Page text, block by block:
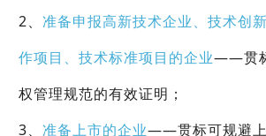
2、 准备申报高新技术企业、技术创
作项目、技术标准项目的企业——贯
权管理规范的有效证明；
3、 准备上市的企业——贯标可规避